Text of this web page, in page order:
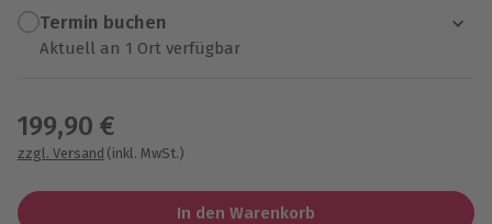
Termin buchen
Aktuell an 1 Ort verfügbar
199,90 €
zzgl. Versand (inkl. MwSt.)
In den Warenkorb